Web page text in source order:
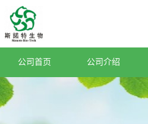
公司首页 公司介绍